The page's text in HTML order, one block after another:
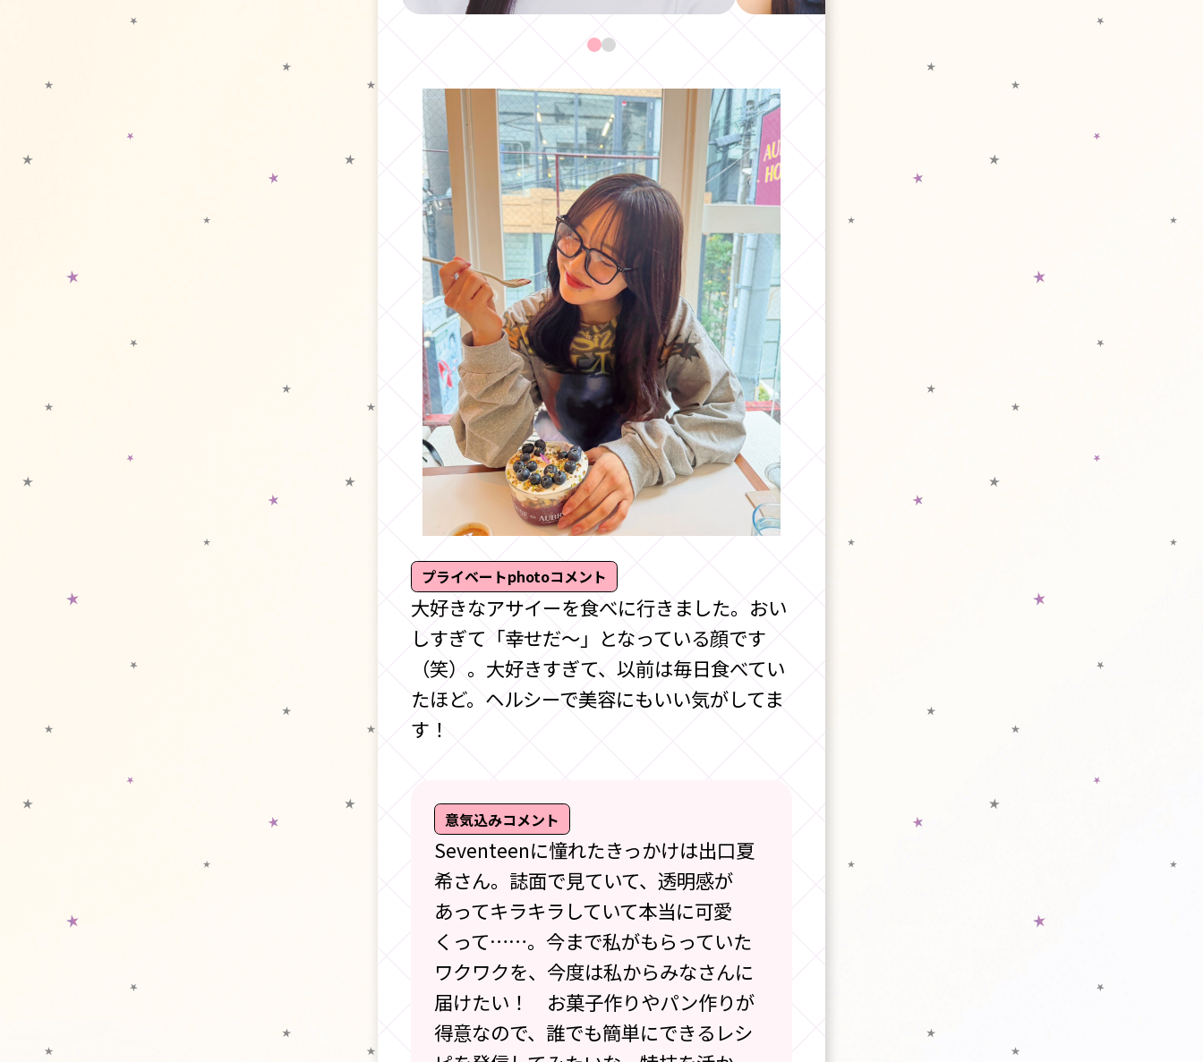
プライベートphotoコメント
大好きなアサイーを食べに行きました。おい
しすぎて「幸せだ〜」となっている顔です
（笑）。大好きすぎて、以前は毎日食べてい
たほど。ヘルシーで美容にもいい気がしてま
す！
意気込みコメント
Seventeenに憧れたきっかけは出口夏
希さん。誌面で見ていて、透明感が
あってキラキラしていて本当に可愛
くって……。今まで私がもらっていた
ワクワクを、今度は私からみなさんに
届けたい！ お菓子作りやパン作りが
得意なので、誰でも簡単にできるレシ